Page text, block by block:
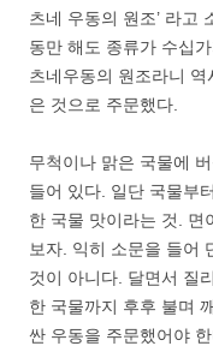
츠네 우동의 원조’ 라고
동만 해도 종류가 수십
츠네우동의 원조라니
은 것으로 주문했다.
무척이나 맑은 국물에
들어 있다. 일단 국물부
한 국물 맛이라는 것. 면
보자. 익히 소문을 들어
것이 아니다. 달면서 질
한 국물까지 후후 불며
싼 우동을 주문했어야